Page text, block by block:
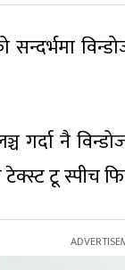
गर्दा नै
टू स्पीच